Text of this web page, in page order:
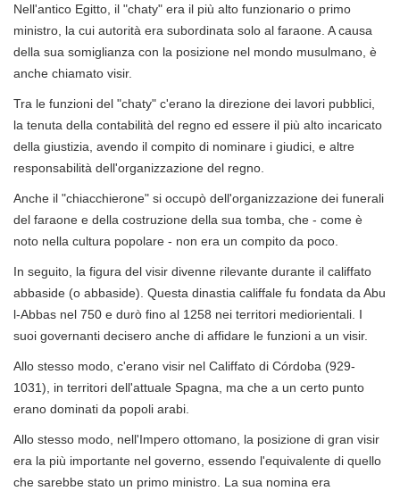
Nell'antico Egitto, il "chaty" era il più alto funzionario o primo
ministro, la cui autorità era subordinata solo al faraone. A causa
della sua somiglianza con la posizione nel mondo musulmano, è
anche chiamato visir.
Tra le funzioni del "chaty" c'erano la direzione dei lavori pubblici,
la tenuta della contabilità del regno ed essere il più alto incaricato
della giustizia, avendo il compito di nominare i giudici, e altre
responsabilità dell'organizzazione del regno.
Anche il "chiacchierone" si occupò dell'organizzazione dei funerali
del faraone e della costruzione della sua tomba, che - come è
noto nella cultura popolare - non era un compito da poco.
In seguito, la figura del visir divenne rilevante durante il califfato
abbaside (o abbaside). Questa dinastia califfale fu fondata da Abu
l-Abbas nel 750 e durò fino al 1258 nei territori mediorientali. I
suoi governanti decisero anche di affidare le funzioni a un visir.
Allo stesso modo, c'erano visir nel Califfato di Córdoba (929-
1031), in territori dell'attuale Spagna, ma che a un certo punto
erano dominati da popoli arabi.
Allo stesso modo, nell'Impero ottomano, la posizione di gran visir
era la più importante nel governo, essendo l'equivalente di quello
che sarebbe stato un primo ministro. La sua nomina era